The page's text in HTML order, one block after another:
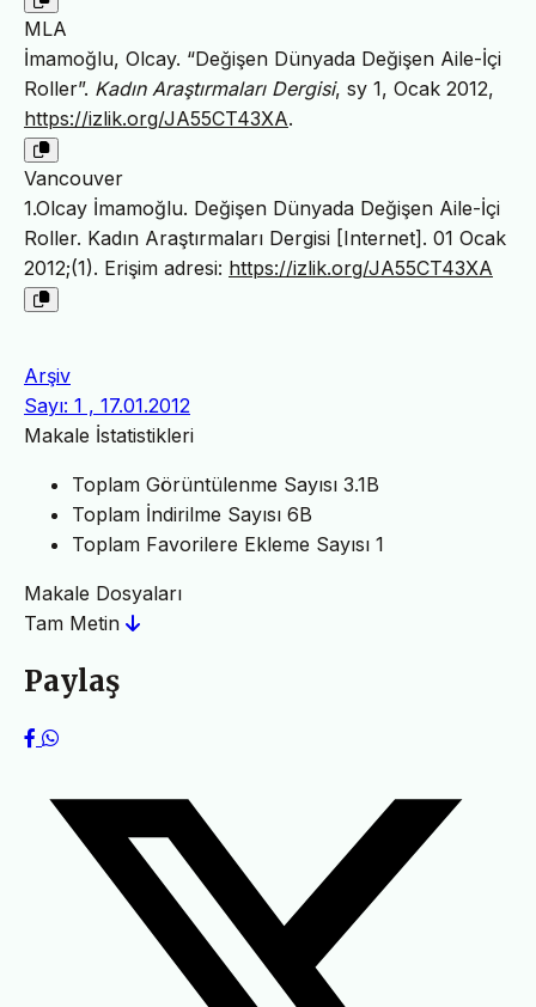
MLA
İmamoğlu, Olcay. “Değişen Dünyada Değişen Aile-İçi
Roller”. Kadın Araştırmaları Dergisi, sy 1, Ocak 2012,
https://izlik.org/JA55CT43XA.
Vancouver
1.Olcay İmamoğlu. Değişen Dünyada Değişen Aile-İçi
Roller. Kadın Araştırmaları Dergisi [Internet]. 01 Ocak
2012;(1). Erişim adresi: https://izlik.org/JA55CT43XA
Arşiv
Sayı: 1 , 17.01.2012
Makale İstatistikleri
Toplam Görüntülenme Sayısı 3.1B
Toplam İndirilme Sayısı 6B
Toplam Favorilere Ekleme Sayısı 1
Makale Dosyaları
Tam Metin
Paylaş